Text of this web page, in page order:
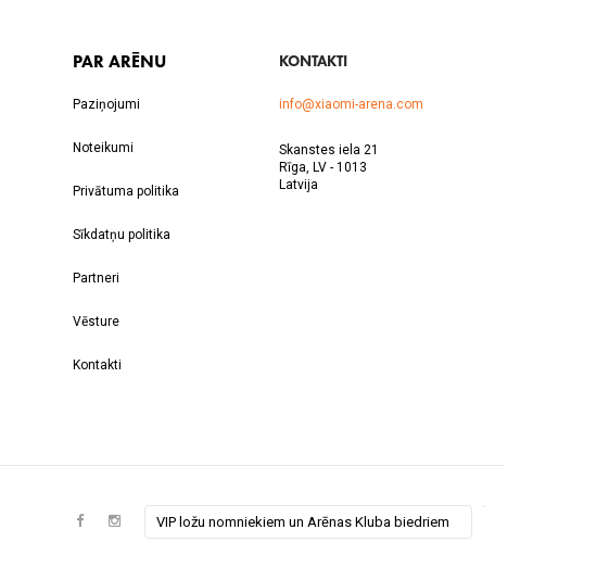
PAR ARĒNU
Paziņojumi
Noteikumi
Privātuma politika
Sīkdatņu politika
Partneri
Vēsture
Kontakti
KONTAKTI
info@xiaomi-arena.com
Skanstes iela 21
Rīga, LV - 1013
Latvija
VIP ložu nomniekiem un Arēnas Kluba biedriem